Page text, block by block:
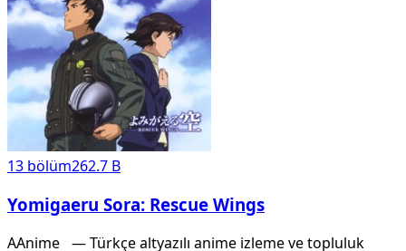
13 bölüm262.7 B
Yomigaeru Sora: Rescue Wings
AAnime — Türkçe altyazılı anime izleme ve topluluk